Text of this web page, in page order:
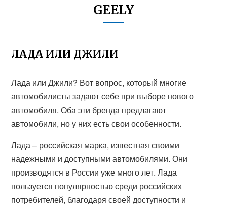
GEELY
ЛАДА ИЛИ ДЖИЛИ
Лада или Джили? Вот вопрос, который многие
автомобилисты задают себе при выборе нового
автомобиля. Оба эти бренда предлагают
автомобили, но у них есть свои особенности.
Лада – российская марка, известная своими
надежными и доступными автомобилями. Они
производятся в России уже много лет. Лада
пользуется популярностью среди российских
потребителей, благодаря своей доступности и